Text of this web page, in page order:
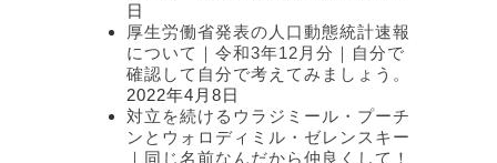
日
厚生労働省発表の人口動態統計速報
について｜令和3年12月分｜自分で
確認して自分で考えてみましょう。
2022年4月8日
対立を続けるウラジミール・プーチ
ンとウォロディミル・ゼレンスキー
｜同じ名前なんだから仲良くして！